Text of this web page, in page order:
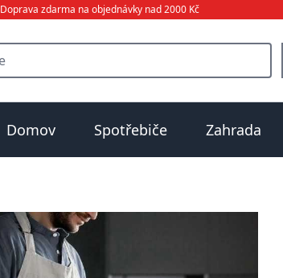
Doprava zdarma na objednávky nad 2000 Kč
Domov Spotřebiče Zahrada